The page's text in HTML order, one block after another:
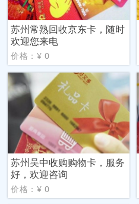
苏州常熟回收京东卡，随时
欢迎您来电
价格：¥ 0
苏州吴中收购购物卡，服务
好，欢迎咨询
价格：¥ 0